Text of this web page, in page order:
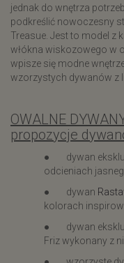
jednak do wnętrza
podkreślić nowoczesny
Treasue. Jest to model z
włókna wiskozowego w
wpisze się modne
wzorzystych dywanów z
OWALNE
propozycje
● dywan
odcieniach
● dywan Rasta
kolorach
● dywan
Friz wykonany z